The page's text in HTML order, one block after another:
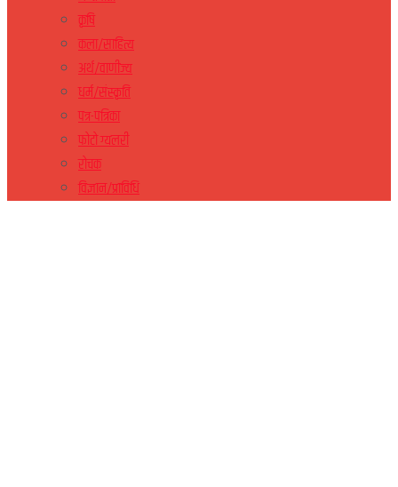
कृषि
कला/साहित्य
अर्थ/वाणीज्य
धर्म/संस्कृति
पत्र-पत्रिका
फोटो ग्यलरी
रोचक
विज्ञान/प्राविधि